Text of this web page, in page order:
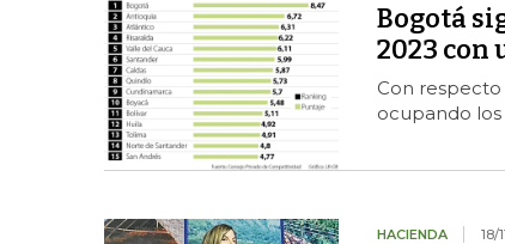
Bogotá
2023 con
Con respecto
ocupando los
HACIENDA 18/